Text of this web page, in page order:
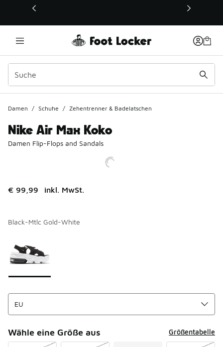
Dieser Link öffnet sich in einem neuen Fenster
Damen / Schuhe / Zehentrenner & Badelatschen
Nike Air Max Koko
Damen Flip-Flops and Sandals
€ 99,99 inkl. MwSt.
Black-Mtlc Gold-White
Wähle eine Größe aus Größentabelle